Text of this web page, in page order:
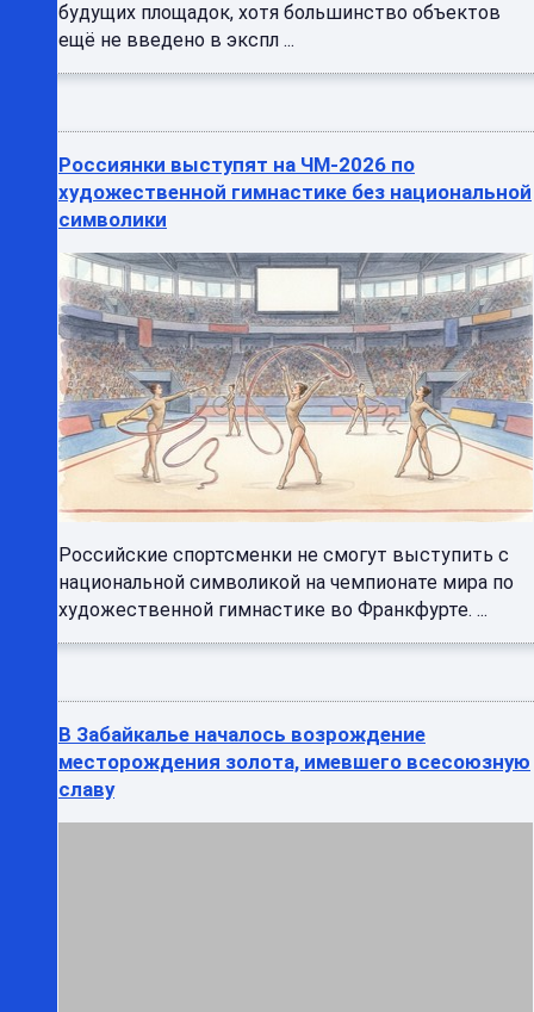
будущих площадок, хотя большинство объектов
ещё не введено в экспл ...
Россиянки выступят на ЧМ-2026 по
художественной гимнастике без национальной
символики
Российские спортсменки не смогут выступить с
национальной символикой на чемпионате мира по
художественной гимнастике во Франкфурте. ...
В Забайкалье началось возрождение
месторождения золота, имевшего всесоюзную
славу